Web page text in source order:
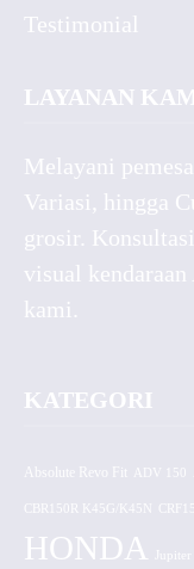
Testimonial
LAYANAN
Melayani
Variasi, hingga
grosir.
visual
kami.
KATEGORI
Absolute Revo Fit ADV 150
CBR150R K45G/K45N
HONDA